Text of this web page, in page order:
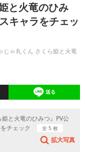
と火竜のひみ
キャラをチェッ
じゃ丸くん さくら姫と火竜
送る
姫と火竜のひみつ』PV公
チェック
全 5 枚
拡大写真